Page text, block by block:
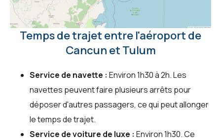
Temps de trajet entre l'aéroport de
Cancun et Tulum
Service de navette : Environ 1h30 à 2h. Les
navettes peuvent faire plusieurs arrêts pour
déposer d'autres passagers, ce qui peut allonger
le temps de trajet.
Service de voiture de luxe : Environ 1h30. Ce